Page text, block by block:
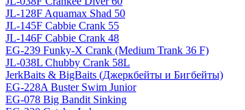
JL-128F Aquamax Shad 50
JL-145F Cabbie Crank 55
JL-146F Cabbie Crank 48
EG-239 Funky-X Crank (Medium Trank 36 F)
JL-038L Chubby Crank 58L
JerkBaits & BigBaits (Джеркбейты и Бигбейты)
EG-228A Buster Swim Junior
EG-078 Big Bandit Sinking